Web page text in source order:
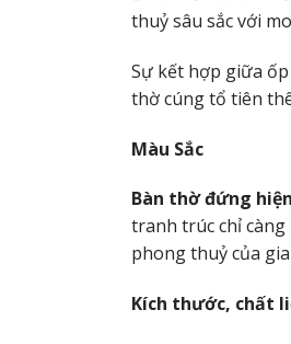
thuỷ sâu sắc với
Sự kết hợp giữa
thờ cúng tổ tiên
Màu Sắc
Bàn thờ đứng
tranh trúc chỉ càng
phong thuỷ của
Kích thước, chất